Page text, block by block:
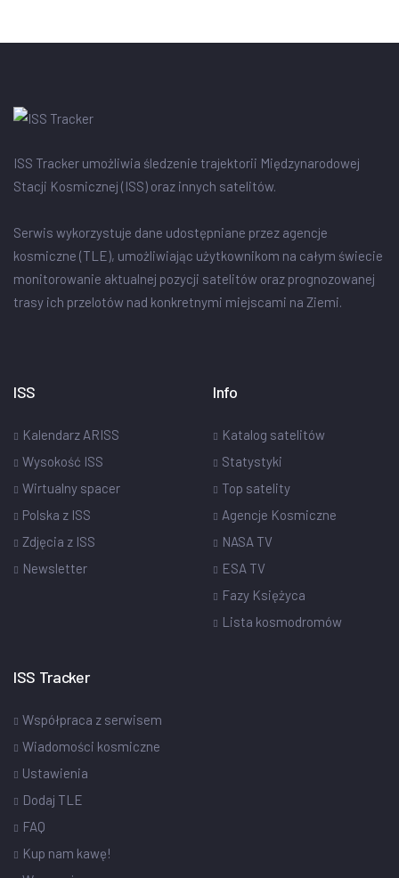
ISS Tracker umożliwia śledzenie trajektorii Międzynarodowej
Stacji Kosmicznej (ISS) oraz innych satelitów.
Serwis wykorzystuje dane udostępniane przez agencje
kosmiczne (TLE), umożliwiając użytkownikom na całym świecie
monitorowanie aktualnej pozycji satelitów oraz prognozowanej
trasy ich przelotów nad konkretnymi miejscami na Ziemi.
ISS
Kalendarz ARISS
Wysokość ISS
Wirtualny spacer
Polska z ISS
Zdjęcia z ISS
Newsletter
Info
Katalog satelitów
Statystyki
Top satelity
Agencje Kosmiczne
NASA TV
ESA TV
Fazy Księżyca
Lista kosmodromów
ISS Tracker
Współpraca z serwisem
Wiadomości kosmiczne
Ustawienia
Dodaj TLE
FAQ
Kup nam kawę!